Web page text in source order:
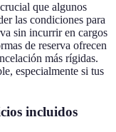
que algunos
las condiciones para
sin incurrir en cargos
de reserva ofrecen
más rígidas.
especialmente si tus
incluidos